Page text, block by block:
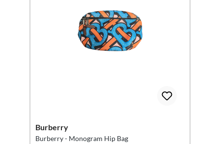
Burberry
Burberry - Monogram Hip Bag